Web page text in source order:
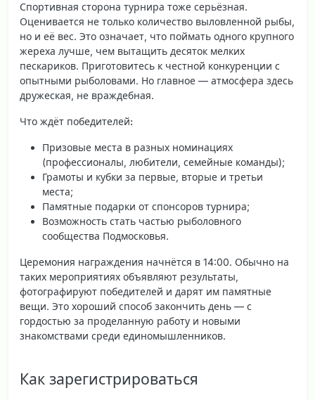
Спортивная сторона турнира тоже серьёзная.
Оценивается не только количество выловленной рыбы,
но и её вес. Это означает, что поймать одного крупного
жереха лучше, чем вытащить десяток мелких
пескариков. Приготовитесь к честной конкуренции с
опытными рыболовами. Но главное — атмосфера здесь
дружеская, не враждебная.
Что ждёт победителей:
Призовые места в разных номинациях
(профессионалы, любители, семейные команды);
Грамоты и кубки за первые, вторые и третьи
места;
Памятные подарки от спонсоров турнира;
Возможность стать частью рыболовного
сообщества Подмосковья.
Церемония награждения начнётся в 14:00. Обычно на
таких мероприятиях объявляют результаты,
фотографируют победителей и дарят им памятные
вещи. Это хороший способ закончить день — с
гордостью за проделанную работу и новыми
знакомствами среди единомышленников.
Как зарегистрироваться